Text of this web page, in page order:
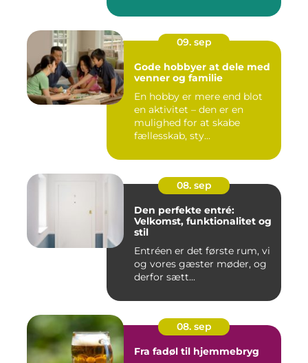
09. sep
Gode hobbyer at dele med
venner og familie
En hobby er mere end blot
en aktivitet – den er en
mulighed for at skabe
fællesskab, sty...
08. sep
Den perfekte entré:
Velkomst, funktionalitet og
stil
Entréen er det første rum, vi
og vores gæster møder, og
derfor sætt...
08. sep
Fra fadøl til hjemmebryg